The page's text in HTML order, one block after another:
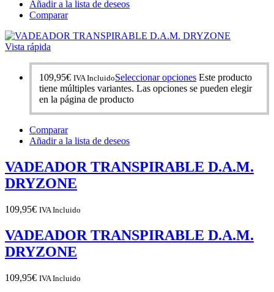
Añadir a la lista de deseos
Comparar
Vista rápida
109,95€ IVA IncluidoSeleccionar opciones Este producto
tiene múltiples variantes. Las opciones se pueden elegir
en la página de producto
Comparar
Añadir a la lista de deseos
VADEADOR TRANSPIRABLE D.A.M.
DRYZONE
109,95€ IVA Incluido
VADEADOR TRANSPIRABLE D.A.M.
DRYZONE
109,95€ IVA Incluido